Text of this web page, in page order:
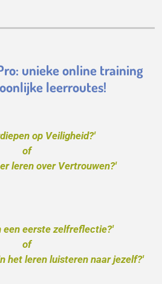
unieke online training
leerroutes!
op Veiligheid?'
of
leren over Vertrouwen?'
een eerste zelfreflectie?'
of
het leren luisteren naar jezelf?'